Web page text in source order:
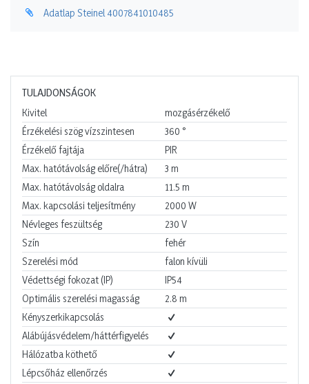
Adatlap Steinel 4007841010485
TULAJDONSÁGOK
Kivitel
mozgásérzékelő
Érzékelési szög vízszintesen
360 °
Érzékelő fajtája
PIR
Max. hatótávolság előre(/hátra)
3 m
Max. hatótávolság oldalra
11.5 m
Max. kapcsolási teljesítmény
2000 W
Névleges feszültség
230 V
Szín
fehér
Szerelési mód
falon kívüli
Védettségi fokozat (IP)
IP54
Optimális szerelési magasság
2.8 m
Kényszerkikapcsolás
Alábújásvédelem/háttérfigyelés
Hálózatba köthető
Lépcsőház ellenőrzés